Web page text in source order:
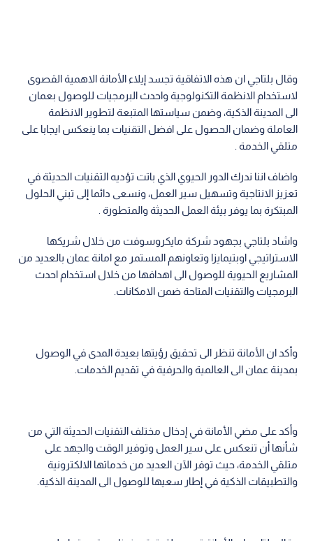
وقال بلتاجي ان هذه الاتفاقية تجسد إيلاء الأمانة الاهمية القصوى
لاستخدام الانظمة التكنولوجية واحدث البرمجيات للوصول بعمان
الى المدينة الذكية، وضمن سياستها المتبعة لتطوير الانظمة
العاملة وضمان الحصول على افضل التقنيات بما ينعكس ايجابا على
متلقي الخدمة .
واضاف اننا ندرك الدور الحيوي الذي باتت تؤديه التقنيات الحديثة في
تعزيز الانتاجية وتسهيل سير العمل، ونسعى دائما إلى تبني الحلول
المبتكرة بما يوفر بيئة العمل الحديثة والمتطورة .
واشاد بلتاجي بجهود شركة مايكروسوفت من خلال شريكها
الاستراتيجي اوبتيمايزا وتعاونهم المستمر مع امانة عمان بالعديد من
المشاريع الحيوية للوصول الى اهدافها من خلال استخدام احدث
البرمجيات والتقنيات المتاحة ضمن الامكانات.
وأكد ان الأمانة تنظر الى تحقيق رؤيتها بعيدة المدى في الوصول
بمدينة عمان الى العالمية والحرفية في تقديم الخدمات.
وأكد على مضي الأمانة في إدخال مختلف التقنيات الحديثة التي من
شأنها أن تنعكس على سير العمل وتوفير الوقت والجهد على
متلقي الخدمة، حيث توفر الآن العديد من خدماتها الالكترونية
والتطبيقات الذكية في إطار سعيها للوصول الى المدينة الذكية.